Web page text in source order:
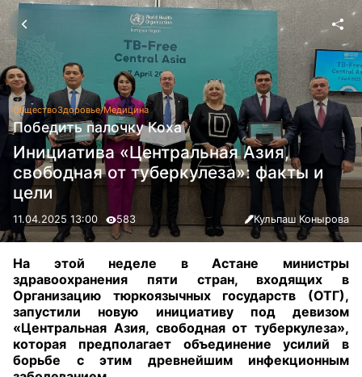
ОбществоЗдоровье/Медицина
Победить палочку Коха
Инициатива «Центральная Азия,
свободная от туберкулеза»: факты и
цели
11.04.2025 13:00 583 Кульпаш Конырова
На этой неделе в Астане министры
здравоохранения пяти стран, входящих в
Организацию тюркоязычных государств (ОТГ),
запустили новую инициативу под девизом
«Центральная Азия, свободная от туберкулеза»,
которая предполагает объединение усилий в
борьбе с этим древнейшим инфекционным